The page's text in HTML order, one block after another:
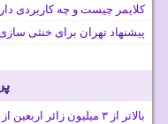
کلایمر چیست و چه کاربردی
پیشنهاد تهران برای خنثی
بالاتر از ۳ میلیون زائر اربعین از مرزهای زمینی کشور خارج شدند